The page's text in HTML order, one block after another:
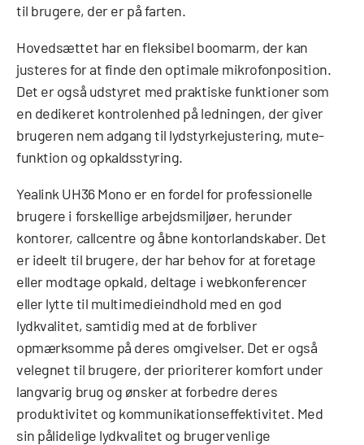
til brugere, der er på farten.
Hovedsættet har en fleksibel boomarm, der kan
justeres for at finde den optimale mikrofonposition.
Det er også udstyret med praktiske funktioner som
en dedikeret kontrolenhed på ledningen, der giver
brugeren nem adgang til lydstyrkejustering, mute-
funktion og opkaldsstyring.
Yealink UH36 Mono er en fordel for professionelle
brugere i forskellige arbejdsmiljøer, herunder
kontorer, callcentre og åbne kontorlandskaber. Det
er ideelt til brugere, der har behov for at foretage
eller modtage opkald, deltage i webkonferencer
eller lytte til multimedieindhold med en god
lydkvalitet, samtidig med at de forbliver
opmærksomme på deres omgivelser. Det er også
velegnet til brugere, der prioriterer komfort under
langvarig brug og ønsker at forbedre deres
produktivitet og kommunikationseffektivitet. Med
sin pålidelige lydkvalitet og brugervenlige